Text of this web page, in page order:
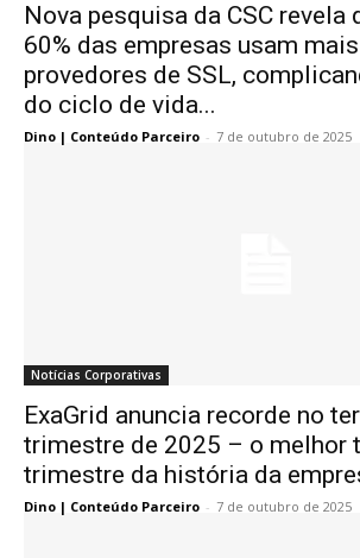
Nova pesquisa da CSC revela
60% das empresas usam
provedores de SSL,
do ciclo de vida...
Dino | Conteúdo Parceiro - 7 de outubro de 2025
Notícias Corporativas
ExaGrid anuncia recorde no
trimestre de 2025 – o melhor
trimestre da história da
Dino | Conteúdo Parceiro - 7 de outubro de 2025